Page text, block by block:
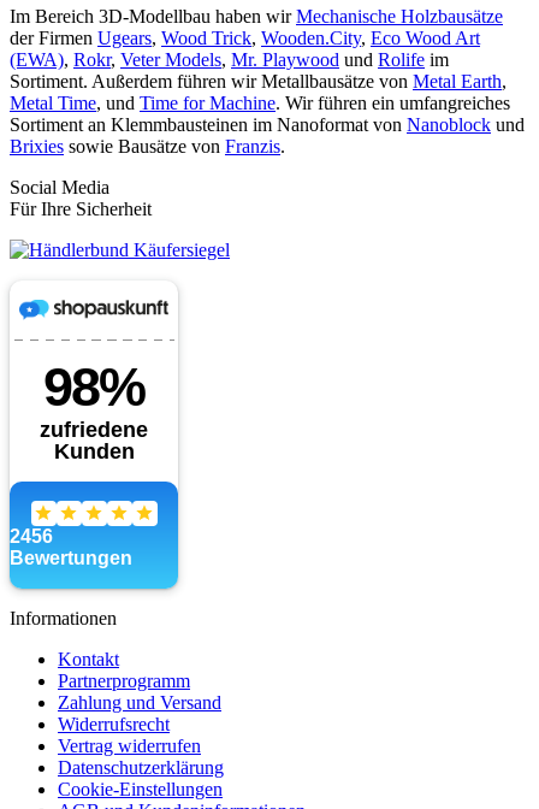
Im Bereich 3D-Modellbau haben wirMechanische Holzbausätze
der Firmen Ugears, Wood Trick, Wooden.City, Eco Wood Art
(EWA), Rokr, Veter Models, Mr. Playwood und Rolife im
Sortiment. Außerdem führen wir Metallbausätze von Metal Earth,
Metal Time, und Time for Machine. Wir führen ein umfangreiches
Sortiment an Klemmbausteinen im Nanoformat von Nanoblock und
Brixies sowie Bausätze von Franzis.
Social Media
Für Ihre Sicherheit
Informationen
Kontakt
Partnerprogramm
Zahlung und Versand
Widerrufsrecht
Vertrag widerrufen
Datenschutzerklärung
Cookie-Einstellungen